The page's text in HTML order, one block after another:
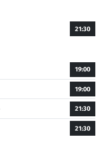
21:30
19:00
19:00
21:30
21:30